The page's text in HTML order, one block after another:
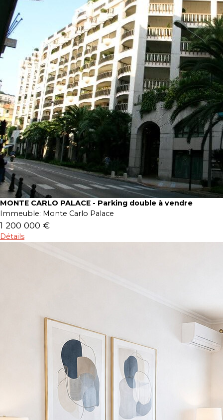
MONTE CARLO PALACE - Parking double à vendre
Immeuble: Monte Carlo Palace
1 200 000 €
Détails